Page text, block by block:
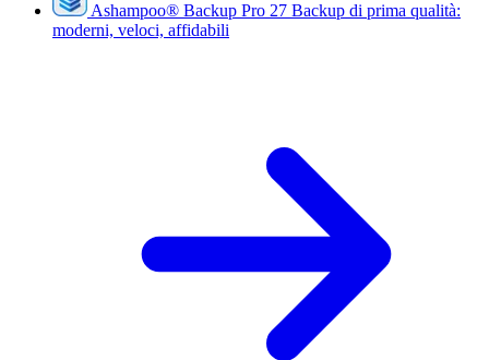
Ashampoo® Backup Pro 27 Backup di prima qualità:
moderni, veloci, affidabili